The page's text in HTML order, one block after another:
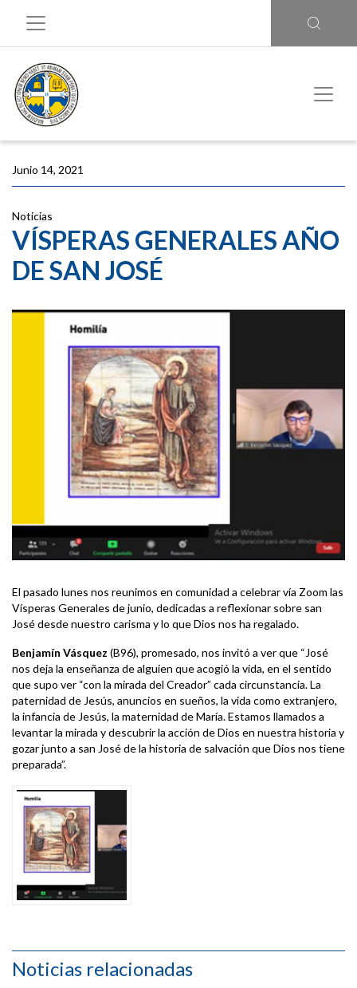
Junio 14, 2021
Noticias
VÍSPERAS GENERALES AÑO
DE SAN JOSÉ
El pasado lunes nos reunimos en comunidad a celebrar vía Zoom las
Vísperas Generales de junio, dedicadas a reflexionar sobre san
José desde nuestro carisma y lo que Dios nos ha regalado.
Benjamín Vásquez (B96), promesado, nos invitó a ver que “José
nos deja la enseñanza de alguien que acogió la vida, en el sentido
que supo ver “con la mirada del Creador” cada circunstancia. La
paternidad de Jesús, anuncios en sueños, la vida como extranjero,
la infancia de Jesús, la maternidad de María. Estamos llamados a
levantar la mirada y descubrir la acción de Dios en nuestra historia y
gozar junto a san José de la historia de salvación que Dios nos tiene
preparada”.
Noticias relacionadas